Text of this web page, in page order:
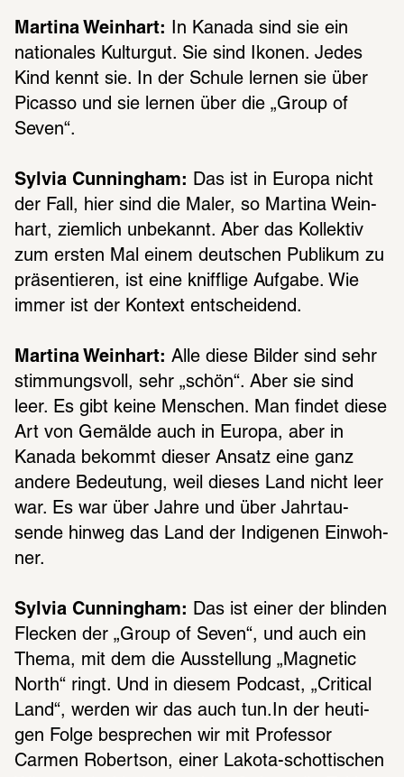
Martina Weinhart:
In Kanada sind sie ein
natio­na­les Kultur­gut. Sie sind Ikonen. Jedes
Kind kennt sie. In der Schule lernen sie über
Picasso und sie lernen über die „Group of
Seven“.
Sylvia Cunningham:
Das ist in Europa nicht
der Fall, hier sind die Maler, so Martina Wein­
hart, ziem­lich unbe­kannt. Aber das Kollek­tiv
zum ersten Mal einem deut­schen Publi­kum zu
präsen­tie­ren, ist eine kniff­lige Aufgabe. Wie
immer ist der Kontext entschei­dend.
Martina Weinhart: Alle diese Bilder sind sehr
stim­mungs­voll, sehr „schön“. Aber sie sind
leer. Es gibt keine Menschen. Man findet diese
Art von Gemälde auch in Europa, aber in
Kanada bekommt dieser Ansatz eine ganz
andere Bedeu­tung, weil dieses Land nicht leer
war. Es war über Jahre und über Jahr­tau­
sende hinweg das Land der Indi­ge­nen Einwoh­
ner.
Sylvia Cunningham:
Das ist einer der blin­den
Flecken der „Group of Seven“, und auch ein
Thema, mit dem die Ausstel­lung „Magne­tic
North“ ringt. Und in diesem Podcast, „Critical
Land“, werden wir das auch tun.In der heuti­
gen Folge bespre­chen wir mit Profes­sor
Carmen Robert­son, einer Lakota-schot­ti­schen